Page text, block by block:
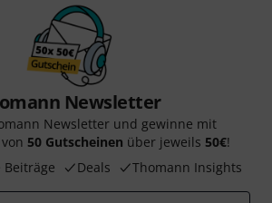
Newsletter
Newsletter und gewinne mit
50 Gutscheinen über jeweils 50€!
Deals Thomann Insights